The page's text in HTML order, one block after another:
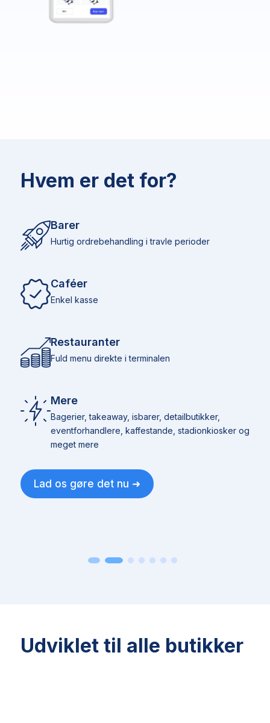
Hvem er det for?
Barer
Hurtig ordrebehandling i travle perioder
Caféer
Enkel kasse
Restauranter
Fuld menu direkte i terminalen
Mere
Bagerier, takeaway, isbarer, detailbutikker,
eventforhandlere, kaffestande, stadionkiosker og
meget mere
Lad os gøre det nu ➜
Udviklet til alle butikker